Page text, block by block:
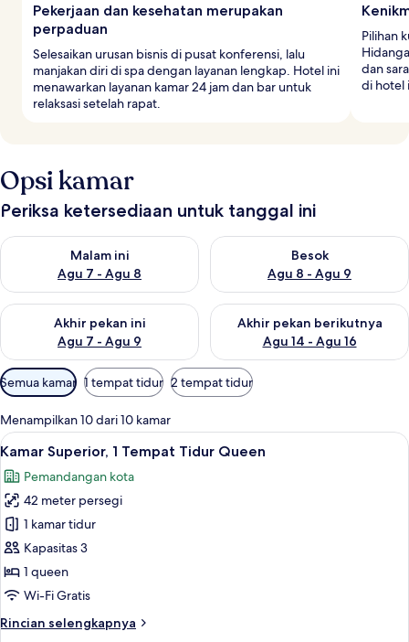
Pekerjaan dan kesehatan merupakan
perpaduan
Selesaikan urusan bisnis di pusat konferensi, lalu
manjakan diri di spa dengan layanan lengkap. Hotel ini
menawarkan layanan kamar 24 jam dan bar untuk
relaksasi setelah rapat.
Pilihan
dan
di hotel
Opsi kamar
Periksa ketersediaan untuk tanggal ini
Malam ini
Agu 7 - Agu 8
Periksa ketersediaan untuk malam ini Agu 7 - Agu 8
Besok
Agu 8 - Agu 9
Periksa ketersediaan untuk
Akhir pekan ini
Agu 7 - Agu 9
Periksa ketersediaan untuk akhir pekan ini Agu 7 - Agu 9
Akhir pekan berikutnya
Agu 14 - Agu 16
Periksa ketersediaan untuk
Filter
tersedia
untuk
kamar
Semua kamar 1 tempat tidur 2 tempat tidur
Menampilkan 10 dari 10 kamar
Lihat
semua
foto
untuk
Kamar
Superior,
1
Tempat
Queen
Kamar Superior, 1 Tempat Tidur
8
Kamar Superior, 1 Tempat Tidur Queen
Pemandangan kota
42 meter persegi
1 kamar tidur
Kapasitas 3
1 queen
Wi-Fi Gratis
Rincian selengkapnya
Rincian